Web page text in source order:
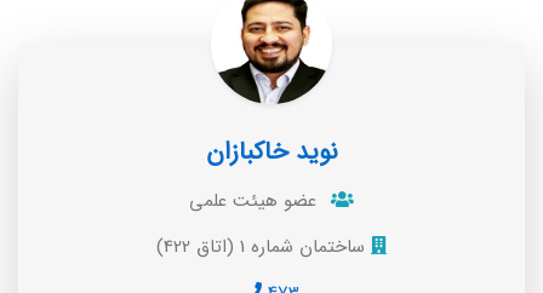
نوید خاکبازان
عضو هیئت علمی
ساختمان شماره 1 (اتاق 422)